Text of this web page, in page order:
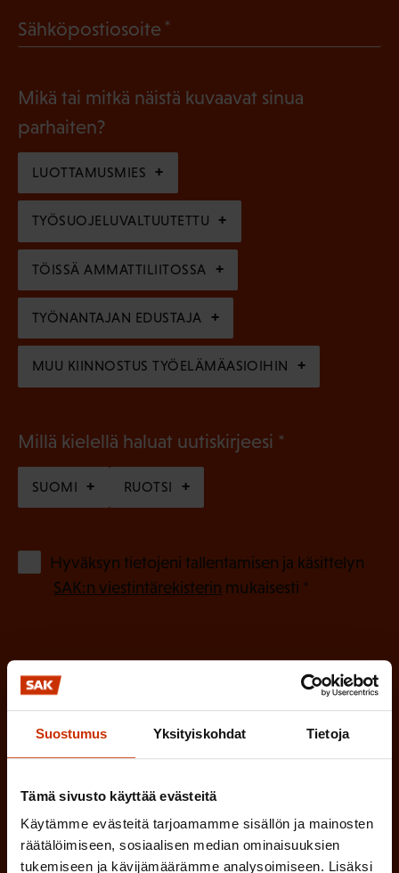
Suostumus Yksityiskohdat Tietoja
Tämä sivusto käyttää evästeitä
Käytämme evästeitä tarjoamamme sisällön ja mainosten
räätälöimiseen, sosiaalisen median ominaisuuksien
tukemiseen ja kävijämäärämme analysoimiseen. Lisäksi
l
n
e
)
k
l
i
n
e
n
)
Sähköpostiosoite
l
i
n
e
n
)
Mikä tai mitkä näistä kuvaavat sinua
parhaiten?
LUOTTAMUSMIES
TYÖSUOJELUVALTUUTETTU
TÖISSÄ AMMATTILIITOSSA
TYÖNANTAJAN EDUSTAJA
MUU KIINNOSTUS TYÖELÄMÄASIOIHIN
Millä kielellä haluat uutiskirjeesi
o
l
e
)
SUOMI RUOTSI
Hyväksyn tietojeni tallentamisen ja käsittelyn
SAK:n viestintärekisterin mukaisesti *
o
l
n